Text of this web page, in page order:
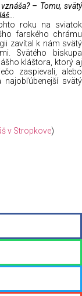
– Tomu, svätý
roku na sviatok
farského chrámu
zavítal k nám svätý
Svätého biskupa
kláštora, ktorý aj
zaspievali, alebo
svätý
v Stropkove)